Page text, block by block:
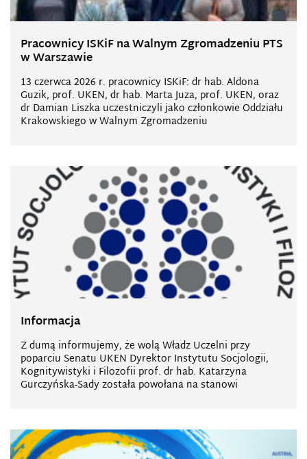
Pracownicy ISKiF na Walnym Zgromadzeniu PTS
w Warszawie
13 czerwca 2026 r. pracownicy ISKiF: dr hab. Aldona
Guzik, prof. UKEN, dr hab. Marta Juza, prof. UKEN, oraz
dr Damian Liszka uczestniczyli jako członkowie Oddziału
Krakowskiego w Walnym Zgromadzeniu
Informacja
Z dumą informujemy, że wolą Władz Uczelni przy
poparciu Senatu UKEN Dyrektor Instytutu Socjologii,
Kognitywistyki i Filozofii prof. dr hab. Katarzyna
Gurczyńska-Sady została powołana na stanowi